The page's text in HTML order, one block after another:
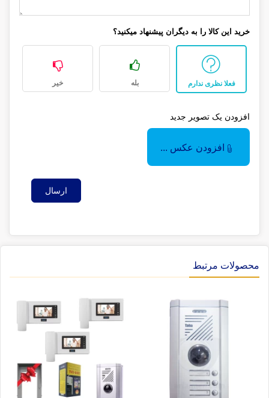
خرید این کالا را به دیگران پیشنهاد میکنید؟
فعلا نظری ندارم بله خیر
افزودن یک تصویر جدید
افزودن عکس ...
ارسال
محصولات مرتبط